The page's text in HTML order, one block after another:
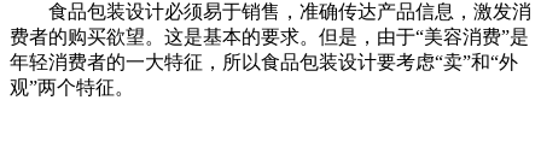
食品包装设计必须易于销售，准确传达产品信息，激发消
费者的购买欲望。这是基本的要求。但是，由于“美容消费”是
年轻消费者的一大特征，所以食品包装设计要考虑“卖”和“外
观”两个特征。